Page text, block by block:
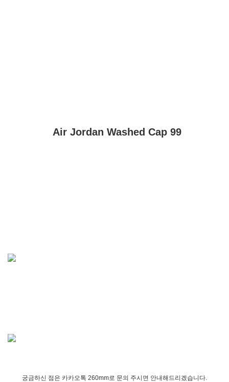
Air Jordan Washed Cap 99
궁금하신 점은 카카오톡 260mm로 문의 주시면 안내해드리겠습니다.